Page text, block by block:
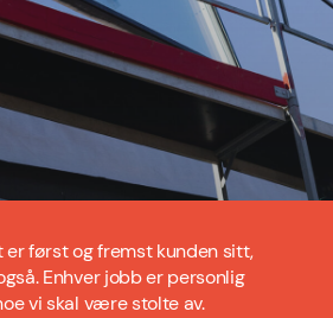
først og fremst kunden sitt,
Enhver jobb er personlig
vi skal være stolte av.